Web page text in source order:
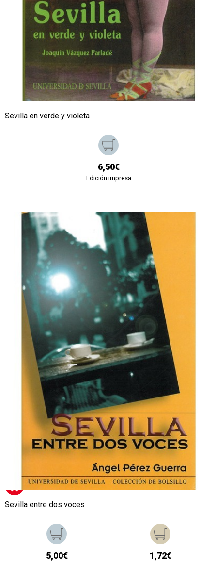
Sevilla en verde y violeta
6,50€
Edición impresa
Sevilla entre dos voces
5,00€ 1,72€